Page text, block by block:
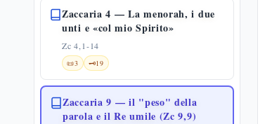
Zaccaria 4 — La menorah, i due
unti e «col mio Spirito»
Zc 4,1-14
📜3 🗝️19
Zaccaria 9 — il "peso" della
parola e il Re umile (Zc 9,9)